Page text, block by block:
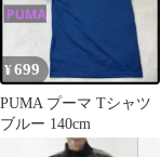
¥699
PUMA プーマ Tシャツ
ブルー 140cm